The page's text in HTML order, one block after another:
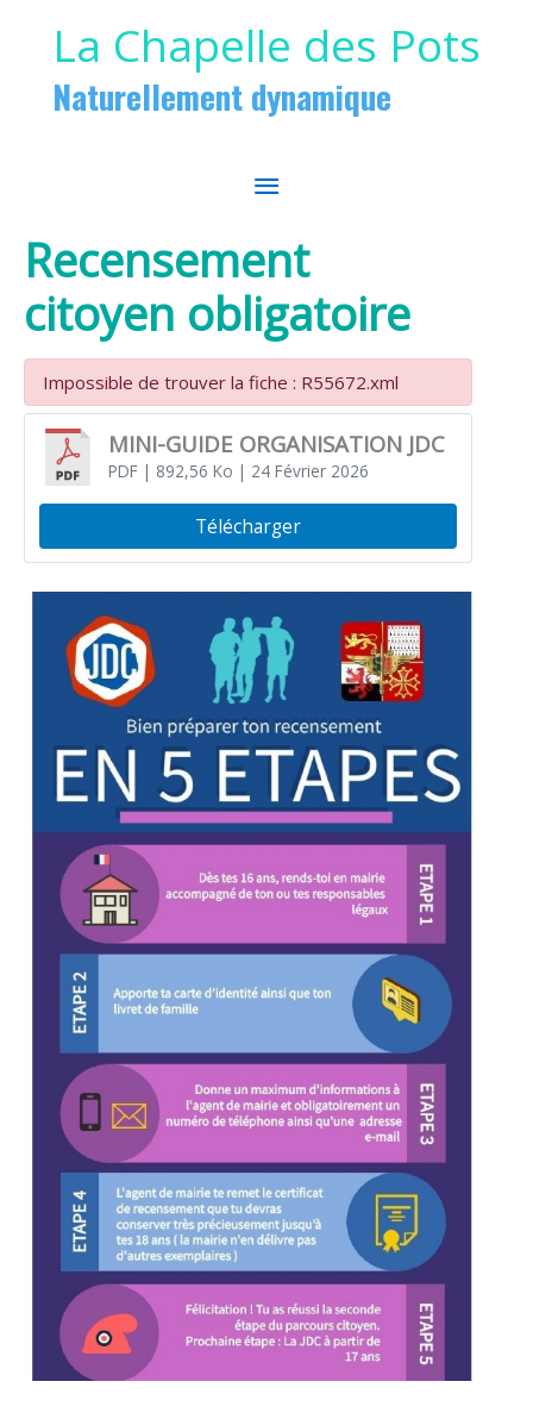
La Chapelle des Pots
Naturellement dynamique
MENU
PRINCIPAL
Recensement
citoyen obligatoire
Impossible de trouver la fiche : R55672.xml
MINI-GUIDE ORGANISATION JDC
PDF| 892,56 Ko | 24 Février 2026
Télécharger